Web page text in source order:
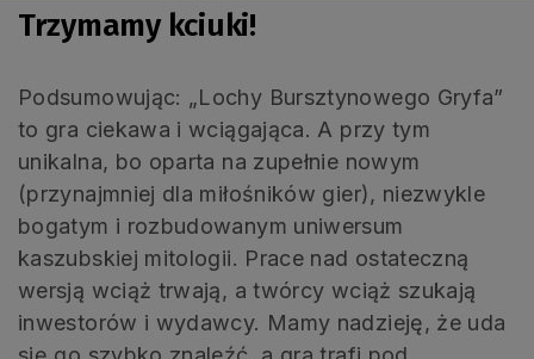
Trzymamy kciuki!
Podsumowując: „Lochy Bursztynowego Gryfa”
to gra ciekawa i wciągająca. A przy tym
unikalna, bo oparta na zupełnie nowym
(przynajmniej dla miłośników gier), niezwykle
bogatym i rozbudowanym uniwersum
kaszubskiej mitologii. Prace nad ostateczną
wersją wciąż trwają, a twórcy wciąż szukają
inwestorów i wydawcy. Mamy nadzieję, że uda